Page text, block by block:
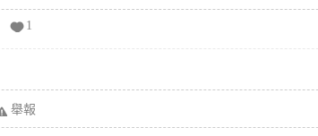
1
舉報